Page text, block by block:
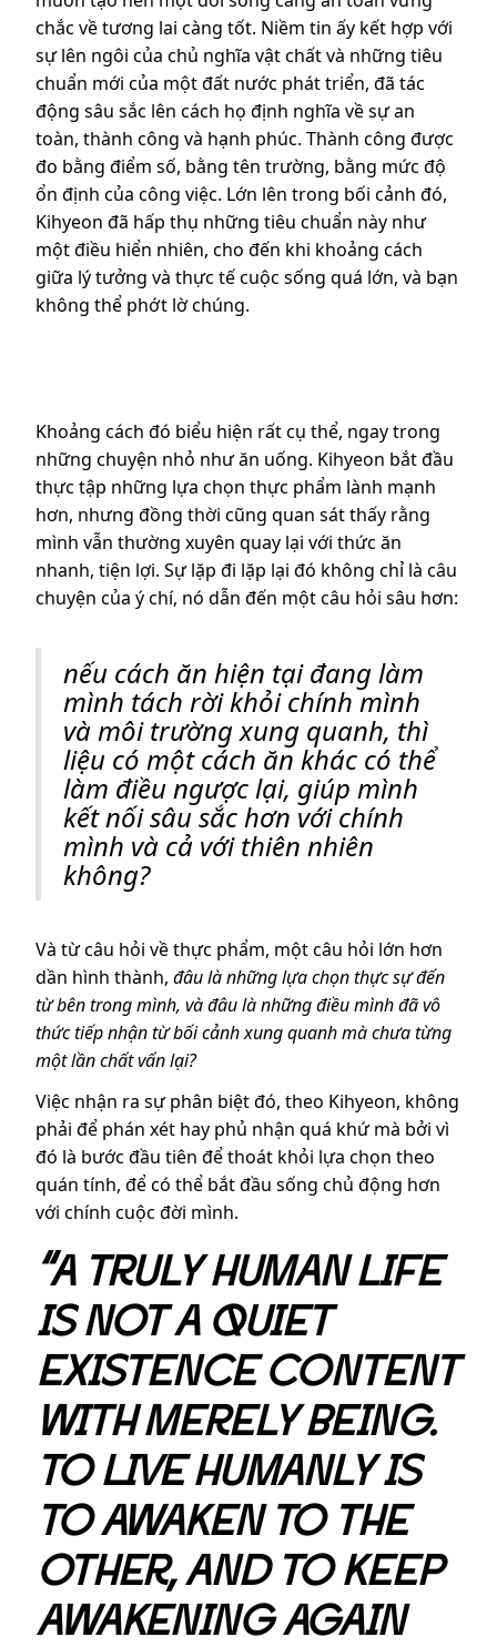
chắc về tương lai càng tốt. Niềm tin ấy kết hợp với
sự lên ngôi của chủ nghĩa vật chất và những tiêu
chuẩn mới của một đất nước phát triển, đã tác
động sâu sắc lên cách họ định nghĩa về sự an
toàn, thành công và hạnh phúc. Thành công được
đo bằng điểm số, bằng tên trường, bằng mức độ
ổn định của công việc. Lớn lên trong bối cảnh đó,
Kihyeon đã hấp thụ những tiêu chuẩn này như
một điều hiển nhiên, cho đến khi khoảng cách
giữa lý tưởng và thực tế cuộc sống quá lớn, và bạn
không thể phớt lờ chúng.
Khoảng cách đó biểu hiện rất cụ thể, ngay trong
những chuyện nhỏ như ăn uống. Kihyeon bắt đầu
thực tập những lựa chọn thực phẩm lành mạnh
hơn, nhưng đồng thời cũng quan sát thấy rằng
mình vẫn thường xuyên quay lại với thức ăn
nhanh, tiện lợi. Sự lặp đi lặp lại đó không chỉ là câu
chuyện của ý chí, nó dẫn đến một câu hỏi sâu hơn:
nếu cách ăn hiện tại đang làm
mình tách rời khỏi chính mình
và môi trường xung quanh, thì
liệu có một cách ăn khác có thể
làm điều ngược lại, giúp mình
kết nối sâu sắc hơn với chính
mình và cả với thiên nhiên
không?
Và từ câu hỏi về thực phẩm, một câu hỏi lớn hơn
dần hình thành, đâu là những lựa chọn thực sự đến
từ bên trong mình, và đâu là những điều mình đã vô
thức tiếp nhận từ bối cảnh xung quanh mà chưa từng
một lần chất vấn lại?
Việc nhận ra sự phân biệt đó, theo Kihyeon, không
phải để phán xét hay phủ nhận quá khứ mà bởi vì
đó là bước đầu tiên để thoát khỏi lựa chọn theo
quán tính, để có thể bắt đầu sống chủ động hơn
với chính cuộc đời mình.
“A TRULY HUMAN LIFE
IS NOT A QUIET
EXISTENCE CONTENT
WITH MERELY BEING.
TO LIVE HUMANLY IS
TO AWAKEN TO THE
OTHER, AND TO KEEP
AWAKENING AGAIN